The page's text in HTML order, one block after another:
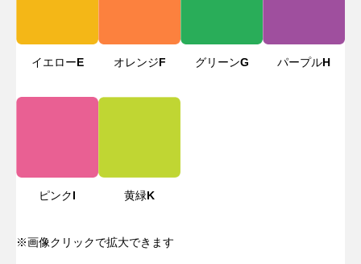
イエローE オレンジF グリーンG パープルH
ピンクI 黄緑K
※画像クリックで拡大できます